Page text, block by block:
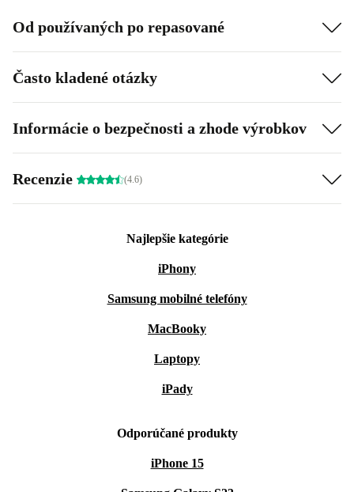
Od používaných po repasované
Často kladené otázky
Informácie o bezpečnosti a zhode výrobkov
Recenzie (4.6)
Najlepšie kategórie
iPhony
Samsung mobilné telefóny
MacBooky
Laptopy
iPady
Odporúčané produkty
iPhone 15